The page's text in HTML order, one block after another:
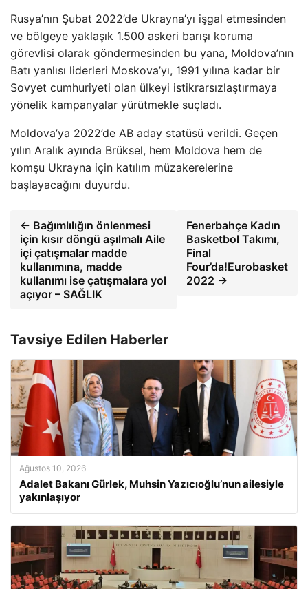
Rusya’nın Şubat 2022’de Ukrayna’yı işgal etmesinden
ve bölgeye yaklaşık 1.500 askeri barışı koruma
görevlisi olarak göndermesinden bu yana, Moldova’nın
Batı yanlısı liderleri Moskova’yı, 1991 yılına kadar bir
Sovyet cumhuriyeti olan ülkeyi istikrarsızlaştırmaya
yönelik kampanyalar yürütmekle suçladı.
Moldova’ya 2022’de AB aday statüsü verildi. Geçen
yılın Aralık ayında Brüksel, hem Moldova hem de
komşu Ukrayna için katılım müzakerelerine
başlayacağını duyurdu.
← Bağımlılığın önlenmesi
için kısır döngü aşılmalı Aile
içi çatışmalar madde
kullanımına, madde
kullanımı ise çatışmalara yol
açıyor – SAĞLIK
Fenerbahçe Kadın
Basketbol Takımı,
Final
Four’da!Eurobasket
2022 →
Tavsiye Edilen Haberler
Ağustos 10, 2026
Adalet Bakanı Gürlek, Muhsin Yazıcıoğlu’nun ailesiyle
yakınlaşıyor